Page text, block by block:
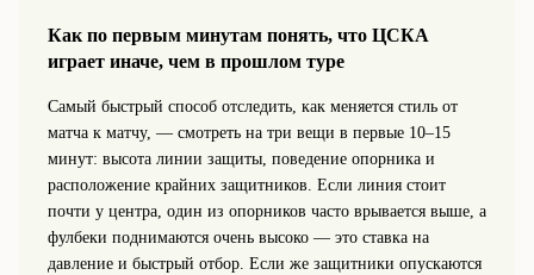
Как по первым минутам понять, что ЦСКА
играет иначе, чем в прошлом туре
Самый быстрый способ отследить, как меняется стиль от
матча к матчу, — смотреть на три вещи в первые 10–15
минут: высота линии защиты, поведение опорника и
расположение крайних защитников. Если линия стоит
почти у центра, один из опорников часто врывается выше, а
фулбеки поднимаются очень высоко — это ставка на
давление и быстрый отбор. Если же защитники опускаются